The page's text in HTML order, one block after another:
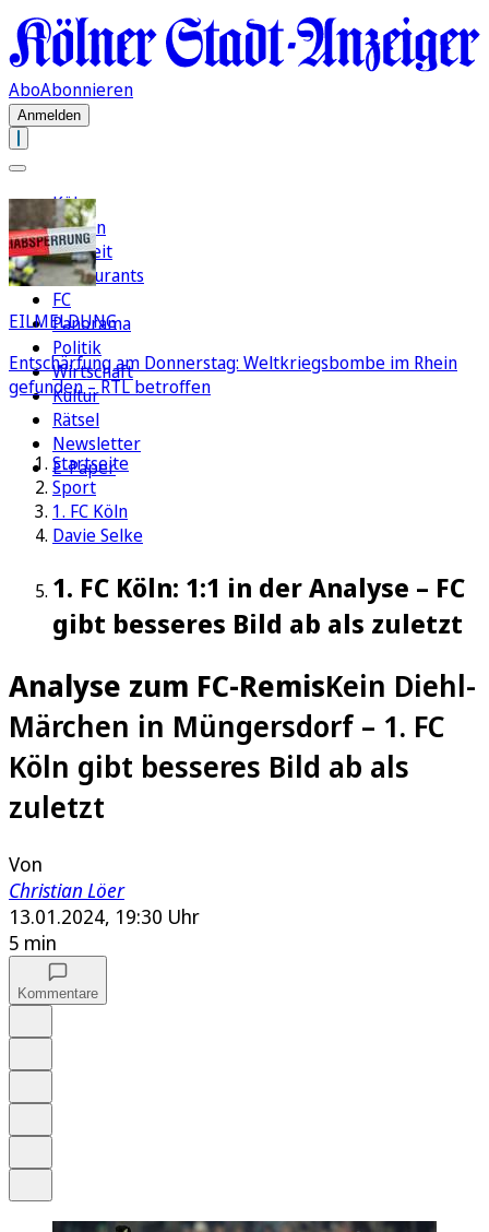
AboAbonnieren
Anmelden
Köln
Region
Freizeit
Restaurants
FC
Panorama
Politik
Wirtschaft
Kultur
Rätsel
Newsletter
E-Paper
EILMELDUNG
Entschärfung am Donnerstag: Weltkriegsbombe im Rhein
gefunden – RTL betroffen
Startseite
Sport
1. FC Köln
Davie Selke
1. FC Köln: 1:1 in der Analyse – FC
gibt besseres Bild ab als zuletzt
Analyse zum FC-RemisKein Diehl-
Märchen in Müngersdorf – 1. FC
Köln gibt besseres Bild ab als
zuletzt
Von
Christian Löer
13.01.2024, 19:30 Uhr
5 min
Kommentare